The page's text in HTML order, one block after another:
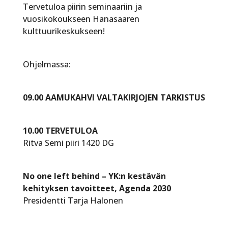
Tervetuloa piirin seminaariin ja
vuosikokoukseen Hanasaaren
kulttuurikeskukseen!
Ohjelmassa:
09.00 AAMUKAHVI VALTAKIRJOJEN TARKISTUS
10.00 TERVETULOA
Ritva Semi piiri 1420 DG
No one left behind – YK:n kestävän
kehityksen tavoitteet, Agenda 2030
Presidentti Tarja Halonen